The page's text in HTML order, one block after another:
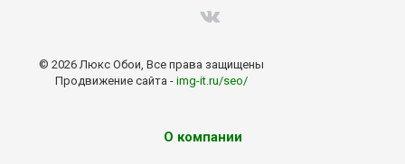
© 2026 Люкс Обои, Все права защищены
Продвижение сайта - img-it.ru/seo/
О компании